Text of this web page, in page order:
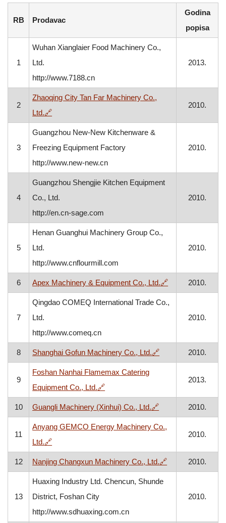
RB Prodavac
Godina
popisa
1
Wuhan Xianglaier Food Machinery Co.,
Ltd.
http://www.7188.cn
2013.
2
Zhaoqing City Tan Far Machinery Co.,
Ltd.🔗, otvara se u novom prozoru
2010.
3
Guangzhou New-New Kitchenware &
Freezing Equipment Factory
http://www.new-new.cn
2010.
4
Guangzhou Shengjie Kitchen Equipment
Co., Ltd.
http://en.cn-sage.com
2010.
5
Henan Guanghui Machinery Group Co.,
Ltd.
http://www.cnflourmill.com
2010.
6 Apex Machinery & Equipment Co., Ltd.🔗, otvara se u
2010.
7
Qingdao COMEQ International Trade Co.,
Ltd.
http://www.comeq.cn
2010.
8 Shanghai Gofun Machinery Co., Ltd.🔗, otvara se u
2010.
9
Foshan Nanhai Flamemax Catering
Equipment Co., Ltd.🔗, otvara se u novom prozoru
2013.
10 Guangli Machinery (Xinhui) Co., Ltd.🔗, otvara se u novom
2010.
11
Anyang GEMCO Energy Machinery Co.,
Ltd.🔗, otvara se u novom prozoru
2010.
12 Nanjing Changxun Machinery Co., Ltd.🔗, otvara se u
2010.
13
Huaxing Industry Ltd. Chencun, Shunde
District, Foshan City
http://www.sdhuaxing.com.cn
2010.